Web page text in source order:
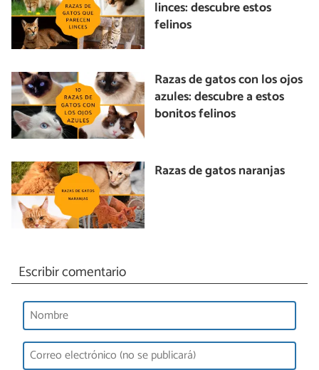
linces: descubre estos
felinos
Razas de gatos con los ojos
azules: descubre a estos
bonitos felinos
Razas de gatos naranjas
Escribir comentario